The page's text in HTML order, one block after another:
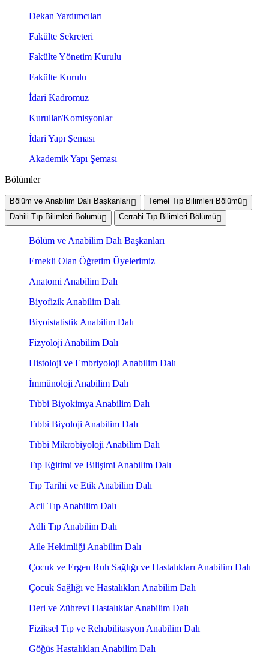
Dekan Yardımcıları
Fakülte Sekreteri
Fakülte Yönetim Kurulu
Fakülte Kurulu
İdari Kadromuz
Kurullar/Komisyonlar
İdari Yapı Şeması
Akademik Yapı Şeması
Bölümler
Bölüm ve Anabilim Dalı Başkanları
Temel Tıp Bilimleri Bölümü
Dahili Tıp Bilimleri Bölümü
Cerrahi Tıp Bilimleri Bölümü
Bölüm ve Anabilim Dalı Başkanları
Emekli Olan Öğretim Üyelerimiz
Anatomi Anabilim Dalı
Biyofizik Anabilim Dalı
Biyoistatistik Anabilim Dalı
Fizyoloji Anabilim Dalı
Histoloji ve Embriyoloji Anabilim Dalı
İmmünoloji Anabilim Dalı
Tıbbi Biyokimya Anabilim Dalı
Tıbbi Biyoloji Anabilim Dalı
Tıbbi Mikrobiyoloji Anabilim Dalı
Tıp Eğitimi ve Bilişimi Anabilim Dalı
Tıp Tarihi ve Etik Anabilim Dalı
Acil Tıp Anabilim Dalı
Adli Tıp Anabilim Dalı
Aile Hekimliği Anabilim Dalı
Çocuk ve Ergen Ruh Sağlığı ve Hastalıkları Anabilim Dalı
Çocuk Sağlığı ve Hastalıkları Anabilim Dalı
Deri ve Zührevi Hastalıklar Anabilim Dalı
Fiziksel Tıp ve Rehabilitasyon Anabilim Dalı
Göğüs Hastalıkları Anabilim Dalı